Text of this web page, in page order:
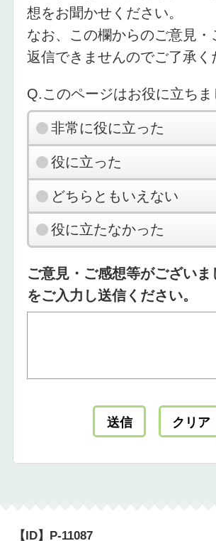
想をお聞かせください。
なお、この欄からのご意見・
返信できませんのでご了承く
Q.このページはお役に立ちま
非常に役に立った
役に立った
どちらともいえない
役に立たなかった
ご意見・ご感想等がございま
をご入力し送信ください。
【ID】 P-11087